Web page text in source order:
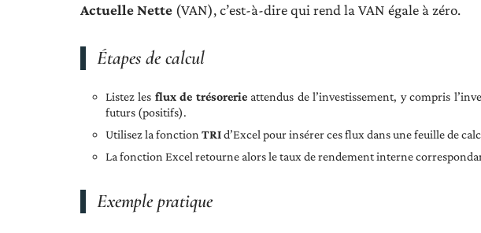
Actuelle Nette (VAN), c’est-à-dire qui rend la VAN égale à zéro.
Étapes de calcul
Listez les flux de trésorerieattendus de l’investissement, y compris
futurs (positifs).
Utilisez la fonction TRId’Excel pour insérer ces flux dans une feuille de
La fonction Excel retourne alors le taux de rendement interne
Exemple pratique